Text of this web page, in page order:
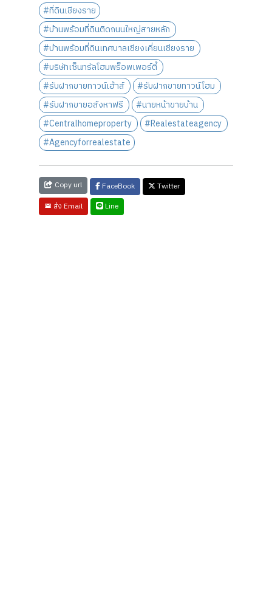
#ที่ดินเชียงราย
#บ้านพร้อมที่ดินติดถนนใหญ่สายหลัก
#บ้านพร้อมที่ดินเทศบาลเชียงเคี่ยนเชียงราย
#บริษัทเซ็นทรัลโฮมพร็อพเพอร์ตี้
#รับฝากขายทาวน์เฮ้าส์
#รับฝากขายทาวน์โฮม
#รับฝากขายอสังหาฟรี
#นายหน้าขายบ้าน
#Centralhomeproperty
#Realestateagency
#Agencyforrealestate
Copy url FaceBook
Twitter
ส่ง Email
Line